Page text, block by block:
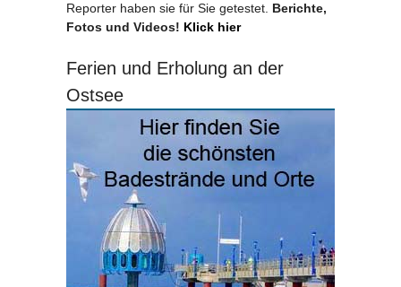
Reporter haben sie für Sie getestet. Berichte,
Fotos und Videos! Klick hier
Ferien und Erholung an der
Ostsee